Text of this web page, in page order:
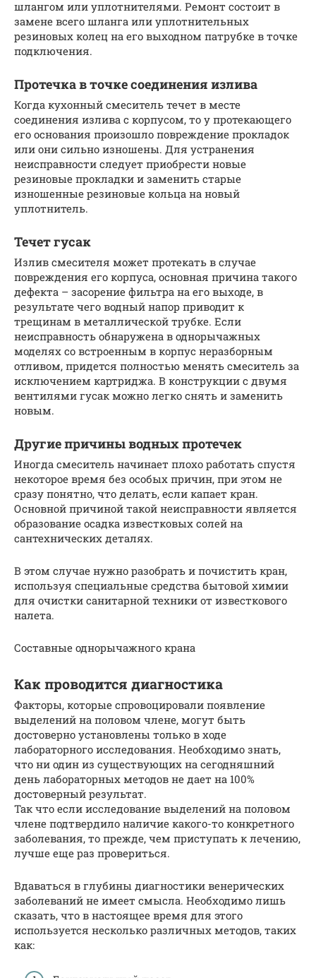
шлангом или уплотнителями. Ремонт состоит в
замене всего шланга или уплотнительных
резиновых колец на его выходном патрубке в точке
подключения.
Протечка в точке соединения излива
Когда кухонный смеситель течет в месте
соединения излива с корпусом, то у протекающего
его основания произошло повреждение прокладок
или они сильно изношены. Для устранения
неисправности следует приобрести новые
резиновые прокладки и заменить старые
изношенные резиновые кольца на новый
уплотнитель.
Течет гусак
Излив смесителя может протекать в случае
повреждения его корпуса, основная причина такого
дефекта – засорение фильтра на его выходе, в
результате чего водный напор приводит к
трещинам в металлической трубке. Если
неисправность обнаружена в однорычажных
моделях со встроенным в корпус неразборным
отливом, придется полностью менять смеситель за
исключением картриджа. В конструкции с двумя
вентилями гусак можно легко снять и заменить
новым.
Другие причины водных протечек
Иногда смеситель начинает плохо работать спустя
некоторое время без особых причин, при этом не
сразу понятно, что делать, если капает кран.
Основной причиной такой неисправности является
образование осадка известковых солей на
сантехнических деталях.
В этом случае нужно разобрать и почистить кран,
используя специальные средства бытовой химии
для очистки санитарной техники от известкового
налета.
Составные однорычажного крана
Как проводится диагностика
Факторы, которые спровоцировали появление
выделений на половом члене, могут быть
достоверно установлены только в ходе
лабораторного исследования. Необходимо знать,
что ни один из существующих на сегодняшний
день лабораторных методов не дает на 100%
достоверный результат.
Так что если исследование выделений на половом
члене подтвердило наличие какого-то конкретного
заболевания, то прежде, чем приступать к лечению,
лучше еще раз провериться.
Вдаваться в глубины диагностики венерических
заболеваний не имеет смысла. Необходимо лишь
сказать, что в настоящее время для этого
используется несколько различных методов, таких
как: